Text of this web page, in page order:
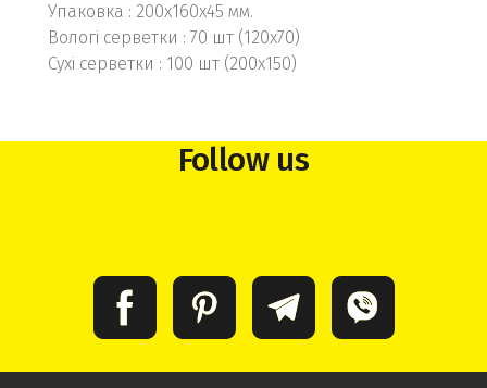
Упаковка : 200х160х45 мм.
Вологі серветки : 70 шт (120х70)
Сухі серветки : 100 шт (200х150)
Follow us